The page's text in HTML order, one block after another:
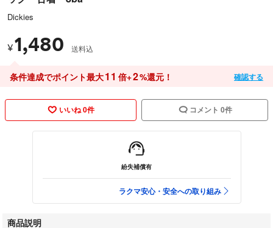
Dickies
¥1,480 送料込
条件達成でポイント最大11 倍+2%還元！ 確認する
いいね 0件 コメント 0件
紛失補償有
ラクマ安心・安全への取り組み
商品説明